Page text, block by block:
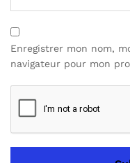
Enregistrer mon nom,
navigateur pour mon